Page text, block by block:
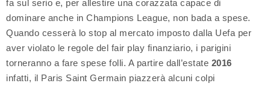
fa sul serio e, per allestire una corazzata capace di
dominare anche in Champions League, non bada a spese.
Quando cesserà lo stop al mercato imposto dalla Uefa per
aver violato le regole del fair play finanziario, i parigini
torneranno a fare spese folli. A partire dall’estate 2016
infatti, il Paris Saint Germain piazzerà alcuni colpi